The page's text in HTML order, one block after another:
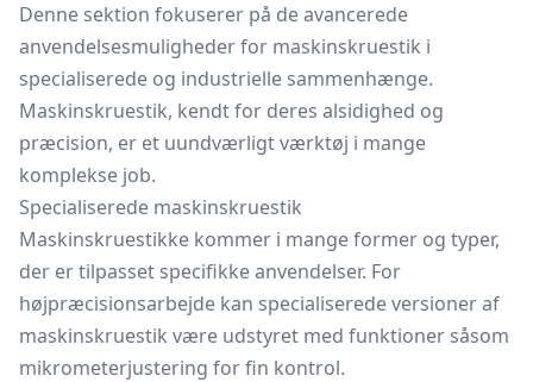
Denne sektion fokuserer på de avancerede
anvendelsesmuligheder for maskinskruestik i
specialiserede og industrielle sammenhænge.
Maskinskruestik, kendt for deres alsidighed og
præcision, er et uundværligt værktøj i mange
komplekse job.
Specialiserede maskinskruestik
Maskinskruestikke kommer i mange former og typer,
der er tilpasset specifikke anvendelser. For
højpræcisionsarbejde kan specialiserede versioner af
maskinskruestik være udstyret med funktioner såsom
mikrometerjustering for fin kontrol.